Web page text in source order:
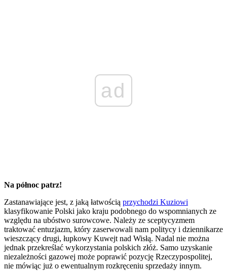
ad
Na północ patrz!
Zastanawiające jest, z jaką łatwością przychodzi Kuziowi
klasyfikowanie Polski jako kraju podobnego do wspomnianych ze
względu na ubóstwo surowcowe. Należy ze sceptycyzmem
traktować entuzjazm, który zaserwowali nam politycy i dziennikarze
wieszczący drugi, łupkowy Kuwejt nad Wisłą. Nadal nie można
jednak przekreślać wykorzystania polskich złóż. Samo uzyskanie
niezależności gazowej może poprawić pozycję Rzeczypospolitej,
nie mówiąc już o ewentualnym rozkręceniu sprzedaży innym.